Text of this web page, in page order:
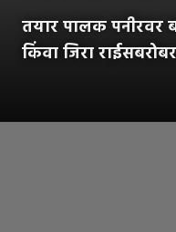
तयार पालक पनीरवर
किंवा जिरा